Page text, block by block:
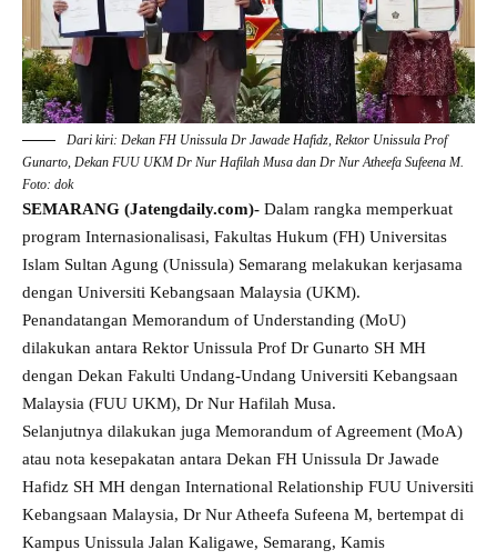
Dari kiri: Dekan FH Unissula Dr Jawade Hafidz, Rektor Unissula Prof
Gunarto, Dekan FUU UKM Dr Nur Hafilah Musa dan Dr Nur Atheefa Sufeena M.
Foto: dok
SEMARANG (Jatengdaily.com)- Dalam rangka memperkuat
program Internasionalisasi, Fakultas Hukum (FH) Universitas
Islam Sultan Agung (Unissula) Semarang melakukan kerjasama
dengan Universiti Kebangsaan Malaysia (UKM).
Penandatangan Memorandum of Understanding (MoU)
dilakukan antara Rektor Unissula Prof Dr Gunarto SH MH
dengan Dekan Fakulti Undang-Undang Universiti Kebangsaan
Malaysia (FUU UKM), Dr Nur Hafilah Musa.
Selanjutnya dilakukan juga Memorandum of Agreement (MoA)
atau nota kesepakatan antara Dekan FH Unissula Dr Jawade
Hafidz SH MH dengan International Relationship FUU Universiti
Kebangsaan Malaysia, Dr Nur Atheefa Sufeena M, bertempat di
Kampus Unissula Jalan Kaligawe, Semarang, Kamis